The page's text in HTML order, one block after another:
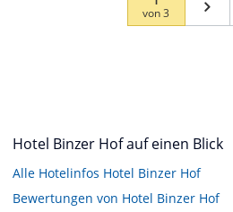
von3
Hotel Binzer Hof auf einen Blick
Alle Hotelinfos Hotel Binzer Hof
Bewertungen von Hotel Binzer Hof